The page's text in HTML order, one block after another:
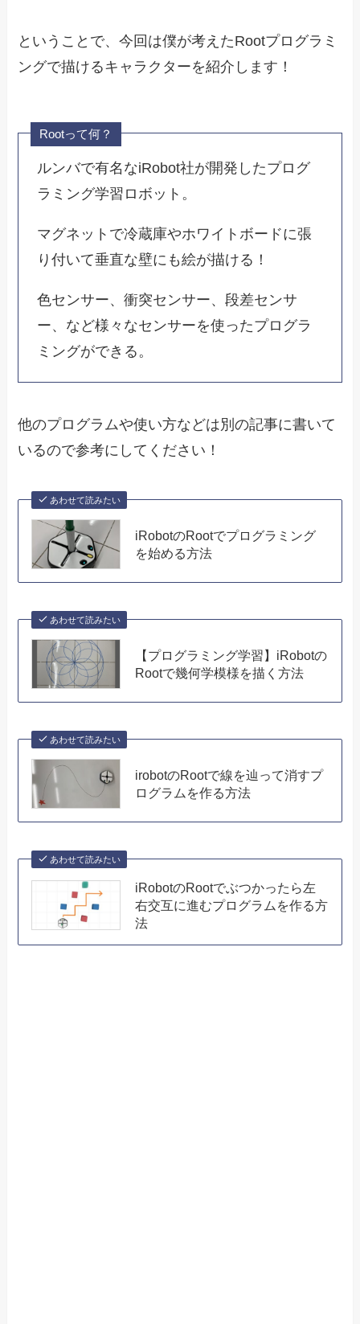
ということで、今回は僕が考えたRootプログラミ
ングで描けるキャラクターを紹介します！
Rootって何？
ルンバで有名なiRobot社が開発したプログ
ラミング学習ロボット。
マグネットで冷蔵庫やホワイトボードに張
り付いて垂直な壁にも絵が描ける！
色センサー、衝突センサー、段差センサ
ー、など様々なセンサーを使ったプログラ
ミングができる。
他のプログラムや使い方などは別の記事に書いて
いるので参考にしてください！
あわせて読みたい
iRobotのRootでプログラミング
を始める方法
あわせて読みたい
【プログラミング学習】iRobotの
Rootで幾何学模様を描く方法
あわせて読みたい
irobotのRootで線を辿って消すプ
ログラムを作る方法
あわせて読みたい
iRobotのRootでぶつかったら左
右交互に進むプログラムを作る方
法